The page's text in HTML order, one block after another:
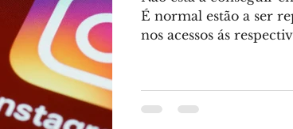
É normal estão a ser
nos acessos ás